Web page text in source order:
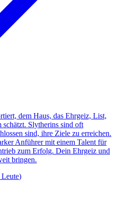
dem Haus, das Ehrgeiz, List,
Slytherins sind oft
sind, ihre Ziele zu erreichen.
Anführer mit einem Talent für
zum Erfolg. Dein Ehrgeiz und
bringen.
Leute)